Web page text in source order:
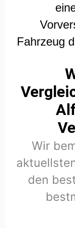
Fahrzeug
Wir
den